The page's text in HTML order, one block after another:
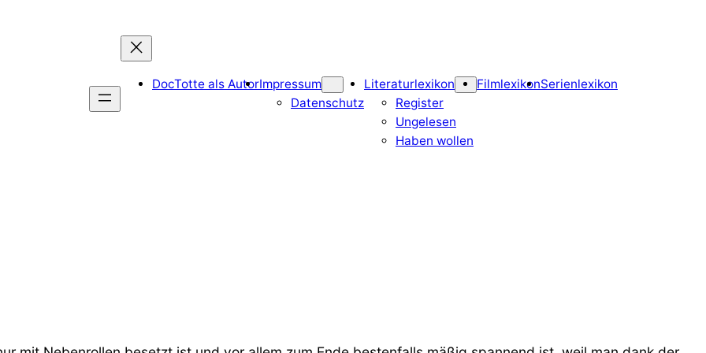
DocTotte als AutorImpressum
Datenschutz
Literaturlexikon
Register
Ungelesen
Haben wollen
FilmlexikonSerienlexikon